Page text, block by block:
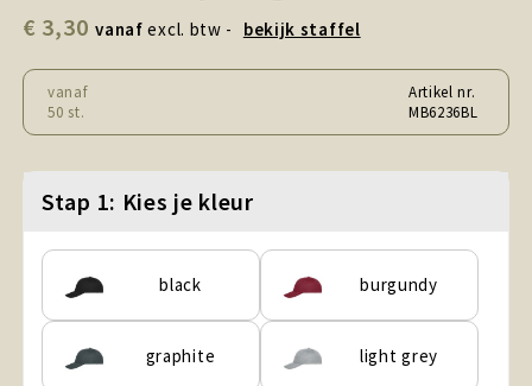
Sport, Spel en Speelgoed
Strand en Zomer
Technologie
Tassen
Textiel, Kleding en Caps
Wijngeschenken
€ 3,30 vanaf excl. btw - bekijk staffel
vanaf
50 st.
Artikel nr.
MB6236BL
Stap 1: Kies je kleur
black burgundy
graphite light grey